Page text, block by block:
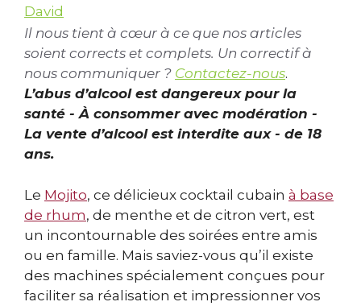
David
Il nous tient à cœur à ce que nos articles
soient corrects et complets. Un correctif à
nous communiquer ? Contactez-nous.
L’abus d’alcool est dangereux pour la
santé - À consommer avec modération -
La vente d’alcool est interdite aux - de 18
ans.
Le Mojito, ce délicieux cocktail cubain à base
de rhum, de menthe et de citron vert, est
un incontournable des soirées entre amis
ou en famille. Mais saviez-vous qu’il existe
des machines spécialement conçues pour
faciliter sa réalisation et impressionner vos